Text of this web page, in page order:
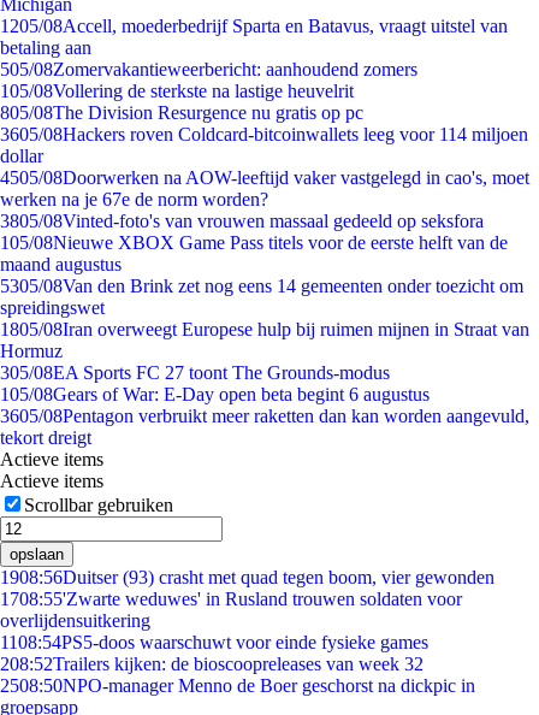
Michigan
1205/08Accell, moederbedrijf Sparta en Batavus, vraagt uitstel van
betaling aan
505/08Zomervakantieweerbericht: aanhoudend zomers
105/08Vollering de sterkste na lastige heuvelrit
805/08The Division Resurgence nu gratis op pc
3605/08Hackers roven Coldcard-bitcoinwallets leeg voor 114 miljoen
dollar
4505/08Doorwerken na AOW-leeftijd vaker vastgelegd in cao's, moet
werken na je 67e de norm worden?
3805/08Vinted-foto's van vrouwen massaal gedeeld op seksfora
105/08Nieuwe XBOX Game Pass titels voor de eerste helft van de
maand augustus
5305/08Van den Brink zet nog eens 14 gemeenten onder toezicht om
spreidingswet
1805/08Iran overweegt Europese hulp bij ruimen mijnen in Straat van
Hormuz
305/08EA Sports FC 27 toont The Grounds-modus
105/08Gears of War: E-Day open beta begint 6 augustus
3605/08Pentagon verbruikt meer raketten dan kan worden aangevuld,
tekort dreigt
Actieve items
Actieve items
Scrollbar gebruiken
opslaan
1908:56Duitser (93) crasht met quad tegen boom, vier gewonden
1708:55'Zwarte weduwes' in Rusland trouwen soldaten voor
overlijdensuitkering
1108:54PS5-doos waarschuwt voor einde fysieke games
208:52Trailers kijken: de bioscoopreleases van week 32
2508:50NPO-manager Menno de Boer geschorst na dickpic in
groepsapp